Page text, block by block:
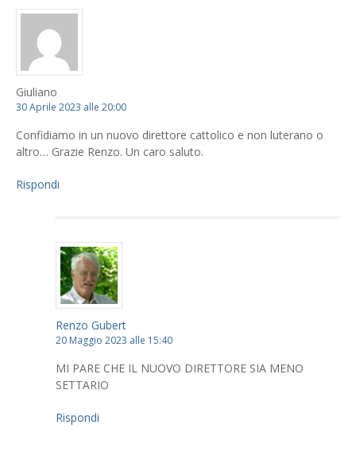
Giuliano
30 Aprile 2023 alle 20:00
Confidiamo in un nuovo direttore cattolico e non luterano o
altro… Grazie Renzo. Un caro saluto.
Rispondi
Renzo Gubert
20 Maggio 2023 alle 15:40
MI PARE CHE IL NUOVO DIRETTORE SIA MENO
SETTARIO
Rispondi